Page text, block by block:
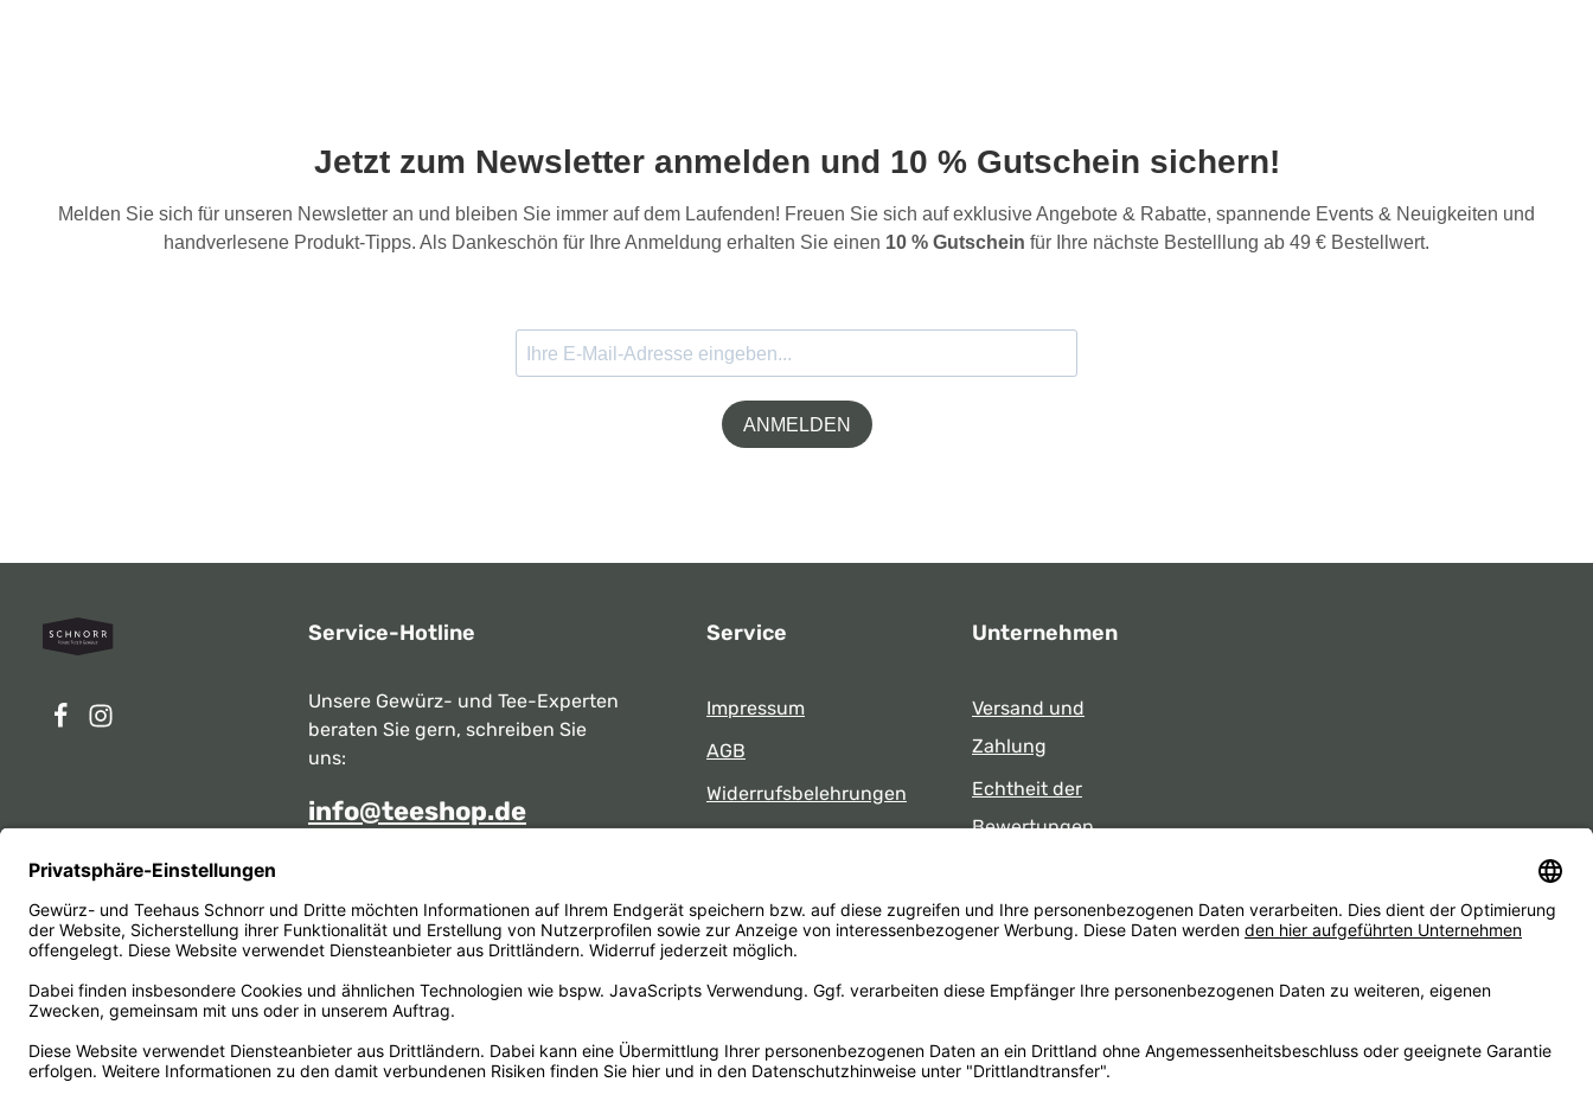
Jetzt zum Newsletter anmelden und 10 % Gutschein sichern!
Melden Sie sich für unseren Newsletter an und bleiben Sie immer auf dem Laufenden! Freuen Sie sich auf exklusive Angebote & Rabatte, spannende Events & Neuigkeiten und
handverlesene Produkt-Tipps. Als Dankeschön für Ihre Anmeldung erhalten Sie einen 10 % Gutschein für Ihre nächste Bestelllung ab 49 € Bestellwert.
ANMELDEN
Service-Hotline
Unsere Gewürz- und Tee-Experten
beraten Sie gern, schreiben Sie
uns:
info@teeshop.de
Mo - Sa zwischen 10:00 - 17:00 Uhr
unter:
Service
Impressum
AGB
Widerrufsbelehrungen
Datenschutz
Unternehmen
Versand und
Zahlung
Echtheit der
Bewertungen
Laden